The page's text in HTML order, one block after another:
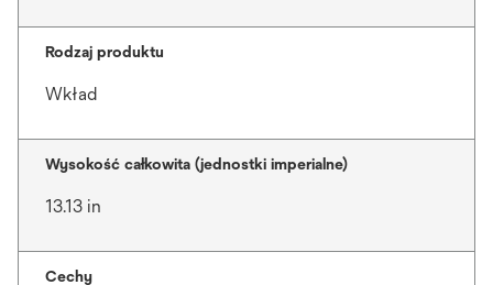
Rodzaj produktu
Wkład
Wysokość całkowita (jednostki imperialne)
13.13 in
Cechy